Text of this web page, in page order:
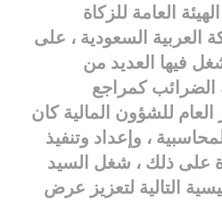
العامة للزكاة
العربية السعودية ، على
فيها العديد من
كمراجع
للشؤون المالية كان
، وإعداد وتنفيذ
على ذلك ، شغل السيد
التالية لتعزيز عرض